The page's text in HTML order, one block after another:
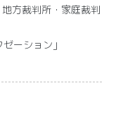
方裁判所・家庭裁判
ーション」